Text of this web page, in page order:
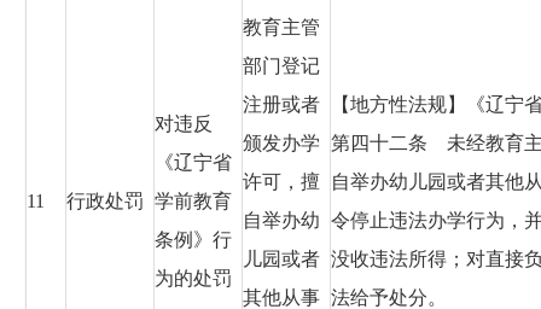
11 行政处罚
对违反
《辽宁省
学前教育
条例》行
为的处罚
教育主管
部门登记
注册或者
颁发办学
许可，擅
自举办幼
儿园或者
其他从事
【地方性法规】《辽宁
第四十二条 未经教育
自举办幼儿园或者其他
令停止违法办学行为，
没收违法所得；对直接
法给予处分。